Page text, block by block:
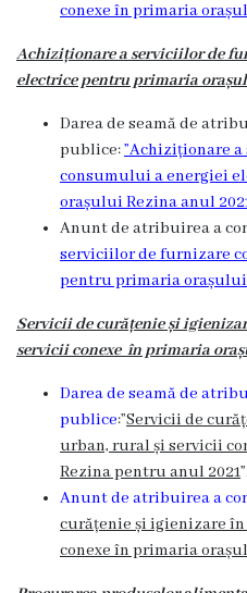
conexe în primaria
Achiziționare a serviciilor de
electrice pentru primaria
Darea de seamă de
publice:”Achiziționare
consumului a energiei
orașului Rezina anul
Anunt de atribuirea a
serviciilor de furnizare
pentru primaria orașului
Servicii de curățenie și
servicii conexe în primaria
Darea de seamă de
publice:”Servicii de
urban, rural și servicii
Rezina pentru anul 2021
Anunt de atribuirea a
curățenie și igienizare
conexe în primaria